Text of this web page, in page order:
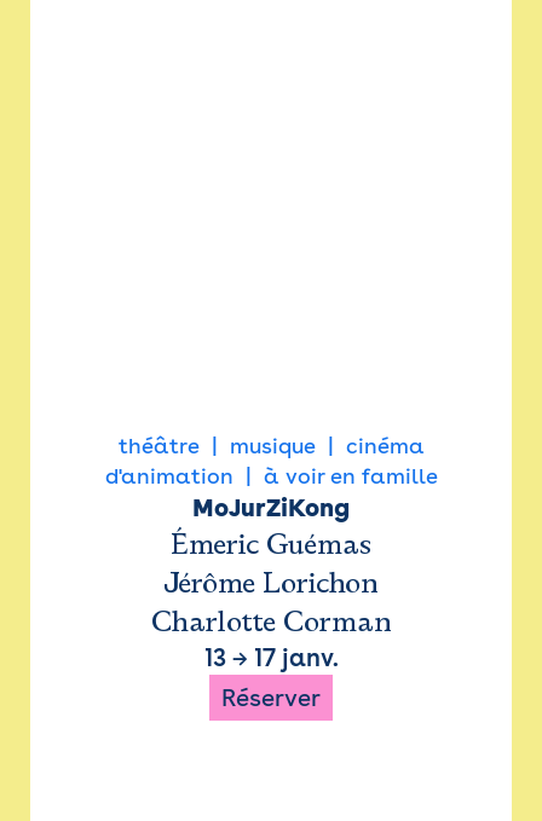
théâtre musique
cinéma
d'animation
à voir en famille
MoJurZiKong
Émeric Guémas
Jérôme Lorichon
Charlotte Corman
13→ 17 janv.
Réserver